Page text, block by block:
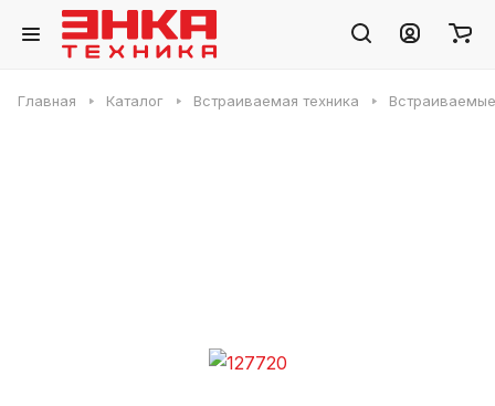
Главная Каталог Встраиваемая техника